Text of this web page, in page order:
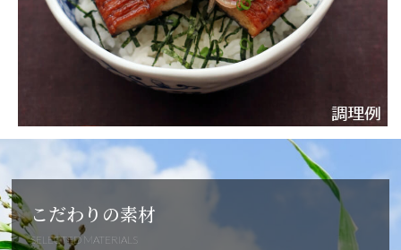
こだわりの素材
SELECTED MATERIALS